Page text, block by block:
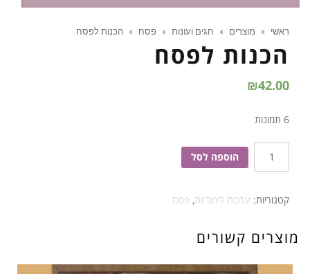
ראשי » מוצרים » חגים ועונות » פסח » הכנות לפסח
הכנות לפסח
₪42.00
6 תמונות
כמות
של
לפסח
הוספה לסל
קטגוריות: ערכות לימודיות, פסח
מוצרים קשורים